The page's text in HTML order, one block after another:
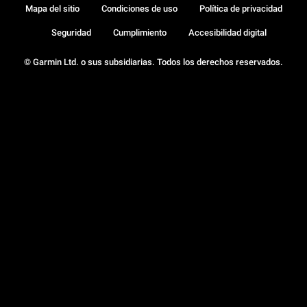
© Garmin Ltd. o sus subsidiarias. Todos los derechos reservados.
Mapa del sitio Condiciones de uso Política de privacidad
Seguridad Cumplimiento Accesibilidad digital